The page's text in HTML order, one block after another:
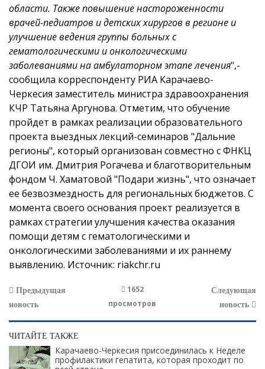
области. Также повышение настороженности
врачей-педиатров и детских хирургов в регионе и
улучшение ведения группы больных с
гематологическими и онкологическими
заболеваниями на амбулаторном этапе лечения",-
сообщила корреспонденту РИА Карачаево-
Черкесия заместитель министра здравоохранения
КЧР Татьяна Аргунова. Отметим, что обучение
пройдет в рамках реализации образовательного
проекта выездных лекций-семинаров "Дальние
регионы", который организован совместно с ФНКЦ
ДГОИ им. Дмитрия Рогачева и благотворительным
фондом Ч. Хаматовой "Подари жизнь", что означает
ее безвозмездность для региональных бюджетов. С
момента своего основания проект реализуется в
рамках стратегии улучшения качества оказания
помощи детям с гематологическими и
онкологическими заболеваниями и их раннему
выявлению. Источник: riakchr.ru
Предыдущая
новость
1652
просмотров
Следующая
новость
ЧИТАЙТЕ ТАКЖЕ
Карачаево-Черкесия присоединилась к Неделе
профилактики гепатита, которая проходит по